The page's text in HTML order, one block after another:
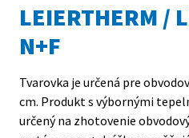
LEIERTHERM /
N+F
Tvarovka je určená pre
cm. Produkt s výbornými
určený na zhotovenie